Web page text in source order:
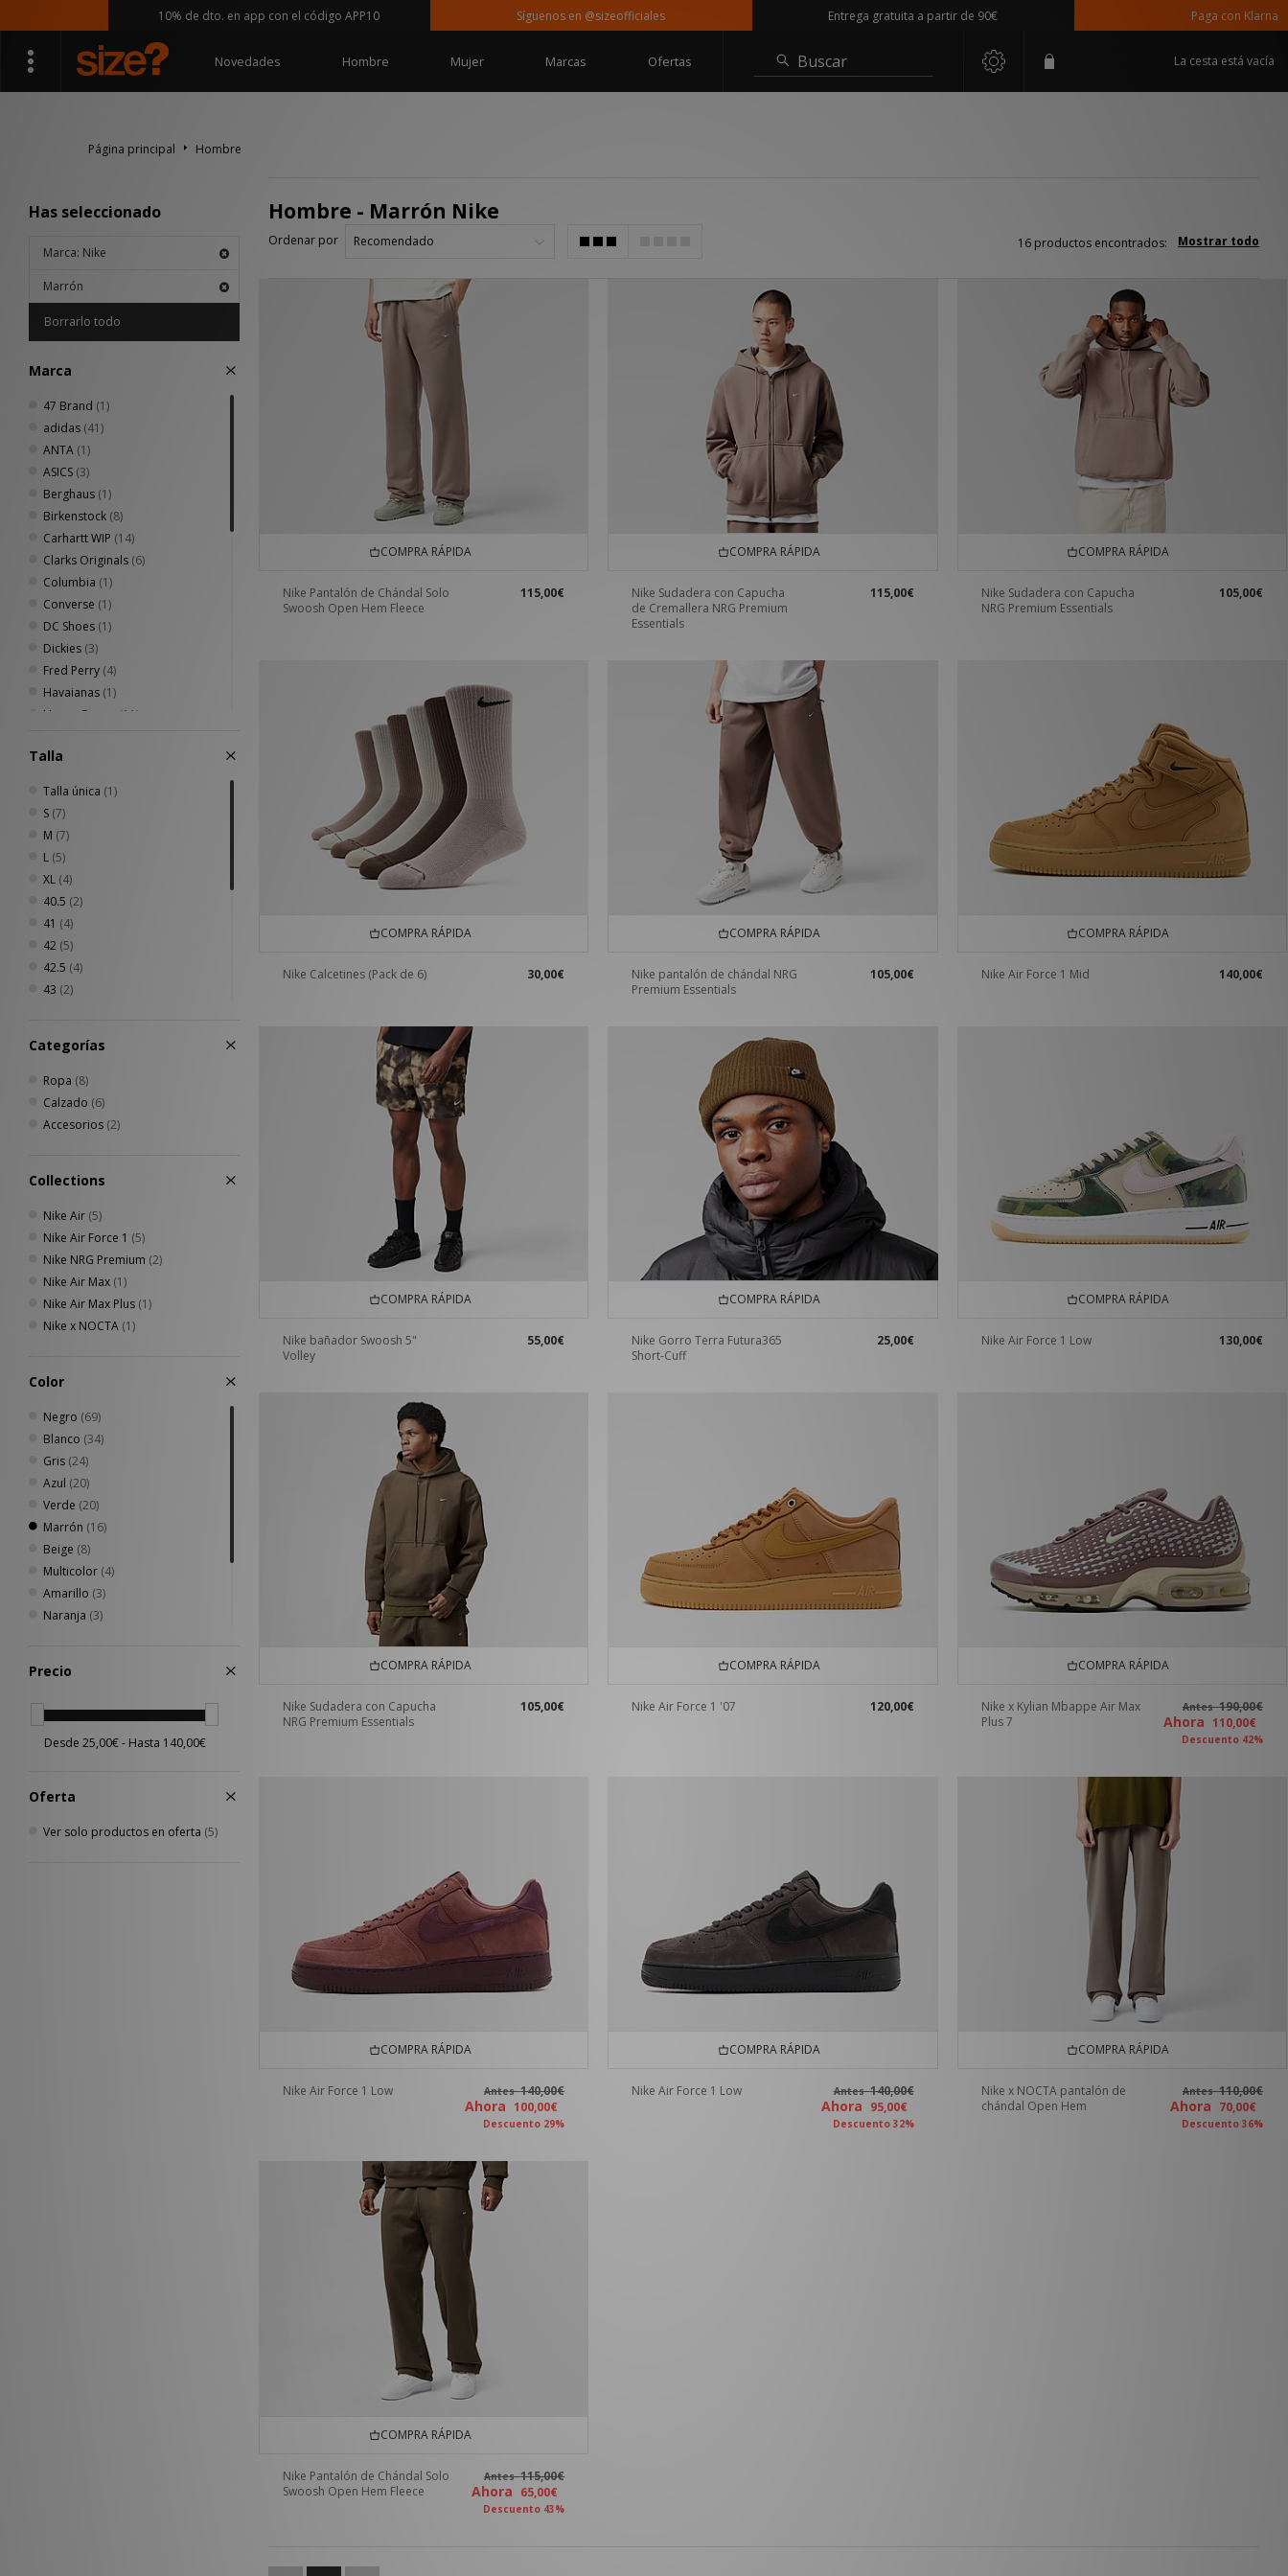
10% de dto. en app con el código APP10 Síguenos en @sizeofficiales Entrega gratuita a partir de 90€ Paga con Klarna
Novedades Hombre Mujer Marcas Ofertas Buscar La cesta está vacía
Página principal Hombre
Has seleccionado
Marca: Nike
Marrón
Borrarlo todo
Marca
47 Brand (1)
adidas (41)
ANTA (1)
ASICS (3)
Berghaus (1)
Birkenstock (8)
Carhartt WIP (14)
Clarks Originals (6)
Columbia (1)
Converse (1)
DC Shoes (1)
Dickies (3)
Fred Perry (4)
Havaianas (1)
Home Grown
(11)
Keen
New Balance (9)
New Era
Nike(16)
Novesta
Oakley
Paraboot
PUMA
Reebok
Rockport
Salomon
Timberland
Umbro(1)
Vans(3)
Talla
Talla única (1)
S (7)
M (7)
L (5)
XL (4)
40.5 (2)
41 (4)
42 (5)
42.5 (4)
43 (2)
45(3)
45.5(3)
46(2)
47(1)
38 - 42(1)
42 - 46(1)
Categorías
Ropa (8)
Calzado (6)
Accesorios (2)
Collections
Nike Air (5)
Nike Air Force 1 (5)
Nike NRG Premium (2)
Nike Air Max (1)
Nike Air Max Plus (1)
Nike x NOCTA (1)
Color
Negro (69)
Blanco (34)
Gris (24)
Azul (20)
Verde (20)
Marrón (16)
Beige (8)
Multicolor (4)
Amarillo (3)
Naranja (3)
Plateado
Rojo
Precio
Oferta
Ver solo productos en oferta (5)
Hombre - Marrón Nike
Ordenar por Mostrar todo
16 productos encontrados:
COMPRA RÁPIDA
Nike Pantalón de Chándal Solo
Swoosh Open Hem Fleece
115,00€
COMPRA RÁPIDA
Nike Sudadera con Capucha
de Cremallera NRG Premium
Essentials
115,00€
COMPRA RÁPIDA
Nike Sudadera con Capucha
NRG Premium Essentials
105,00€
COMPRA RÁPIDA
Nike Calcetines (Pack de 6) 30,00€
COMPRA RÁPIDA
Nike pantalón de chándal NRG
Premium Essentials
105,00€
COMPRA RÁPIDA
Nike Air Force 1 Mid 140,00€
COMPRA RÁPIDA
Nike bañador Swoosh 5"
Volley
55,00€
COMPRA RÁPIDA
Nike Gorro Terra Futura365
Short-Cuff
25,00€
COMPRA RÁPIDA
Nike Air Force 1 Low 130,00€
COMPRA RÁPIDA
Nike Sudadera con Capucha
NRG Premium Essentials
105,00€
COMPRA RÁPIDA
Nike Air Force 1 '07 120,00€
COMPRA RÁPIDA
Nike x Kylian Mbappe Air Max
Plus 7
Antes190,00€
Ahora 110,00€
Descuento 42%
COMPRA RÁPIDA
Nike Air Force 1 Low Antes140,00€
Ahora100,00€
Descuento 29%
COMPRA RÁPIDA
Nike Air Force 1 Low Antes140,00€
Ahora 95,00€
Descuento 32%
COMPRA RÁPIDA
Nike x NOCTA pantalón de
chándal Open Hem
Antes110,00€
Ahora 70,00€
Descuento 36%
COMPRA RÁPIDA
Nike Pantalón de Chándal Solo
Swoosh Open Hem Fleece
Antes115,00€
Ahora 65,00€
Descuento 43%